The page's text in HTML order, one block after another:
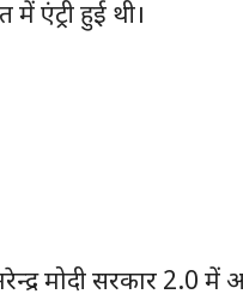
एंट्री हुई थी।
मोदी सरकार 2.0 में